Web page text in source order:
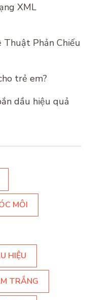
XML
Thuật Phản Chiếu
trẻ em?
dầu hiệu quả
MÔI
HIỆU
TRẮNG